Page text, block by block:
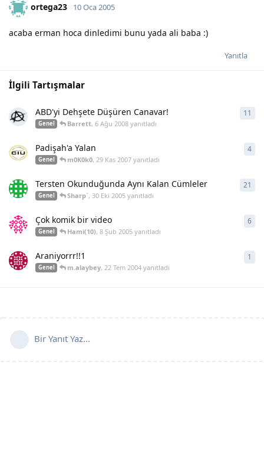
ortega23 10 Oca 2005
acaba erman hoca dinledimi bunu yada ali baba :)
Yanıtla
İlgili Tartışmalar
ABD'yi Dehşete Düşüren Canavar!
Genel Barrett,6 Ağu 2008 yanıtladı
11
Padişah'a Yalan
Genel m0K0k0,29 Kas 2007 yanıtladı
4
Tersten Okunduğunda Aynı Kalan Cümleler
Genel Sharp`,30 Eki 2005 yanıtladı
21
Çok komik bir video
Genel Hami(10),8 Şub 2005 yanıtladı
6
Araniyorrr!!1
Genel m.alaybey,22 Tem 2004 yanıtladı
1
Bir Yanıt Yaz...